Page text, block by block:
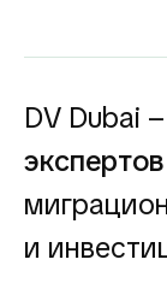
аренды.
Оплата за
DV Dubai
и